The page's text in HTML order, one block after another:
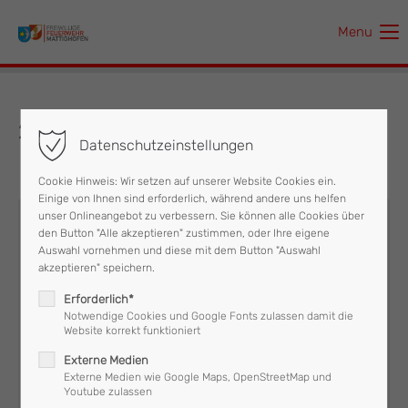
Der Eintrag "offcanvas-col1" existiert leider nicht.
Der Eintrag "offcanvas-col3" existiert leider nicht.
Der Eintrag "offcanvas-col4" existiert leider nicht.
Menu
21.08.2017 Bienen, Wespen, Hummeln
Technischer Einsatz
Datenschutzeinstellungen
Cookie Hinweis: Wir setzen auf unserer Website Cookies ein.
Einige von Ihnen sind erforderlich, während andere uns helfen
unser Onlineangebot zu verbessern. Sie können alle Cookies über
den Button "Alle akzeptieren" zustimmen, oder Ihre eigene
Auswahl vornehmen und diese mit dem Button "Auswahl
akzeptieren" speichern.
Erforderlich*
Notwendige Cookies und Google Fonts zulassen damit die
Website korrekt funktioniert
Externe Medien
Externe Medien wie Google Maps, OpenStreetMap und
Youtube zulassen